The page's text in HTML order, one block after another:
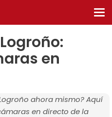
en
ahora mismo? Aquí
en directo de la